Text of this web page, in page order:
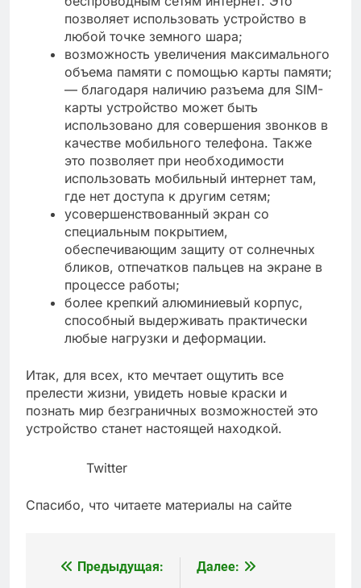
позволяет использовать устройство в
любой точке земного шара;
возможность увеличения максимального
объема памяти с помощью карты памяти;
— благодаря наличию разъема для SIM-
карты устройство может быть
использовано для совершения звонков в
качестве мобильного телефона. Также
это позволяет при необходимости
использовать мобильный интернет там,
где нет доступа к другим сетям;
усовершенствованный экран со
специальным покрытием,
обеспечивающим защиту от солнечных
бликов, отпечатков пальцев на экране в
процессе работы;
более крепкий алюминиевый корпус,
способный выдерживать практически
любые нагрузки и деформации.
Итак, для всех, кто мечтает ощутить все
прелести жизни, увидеть новые краски и
познать мир безграничных возможностей это
устройство станет настоящей находкой.
Twitter
Спасибо, что читаете материалы на сайте
Навигация
Предыдущая:
Далее: